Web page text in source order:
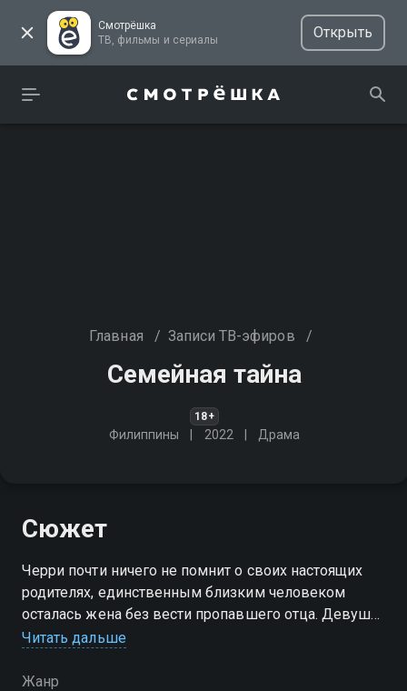
Смотрёшка
ТВ, фильмы и сериалы
Открыть
Главная / Записи ТВ-эфиров /
Семейная тайна
18+
Филиппины 2022 Драма
Сюжет
Черри почти ничего не помнит о своих настоящих
родителях, единственным близким человеком
осталась жена без вести пропавшего отца. Девушка
близка с семьей Эстреллас, на которую работает.
треугольника…
Читать дальше
Жанр